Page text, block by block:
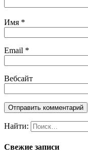
Имя *
Email *
Вебсайт
Найти:
Свежие записи